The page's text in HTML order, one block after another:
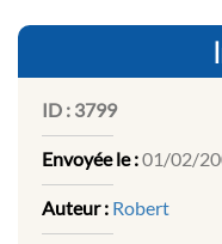
ID : 3799
Envoyée le :01/02/
Auteur : Robert